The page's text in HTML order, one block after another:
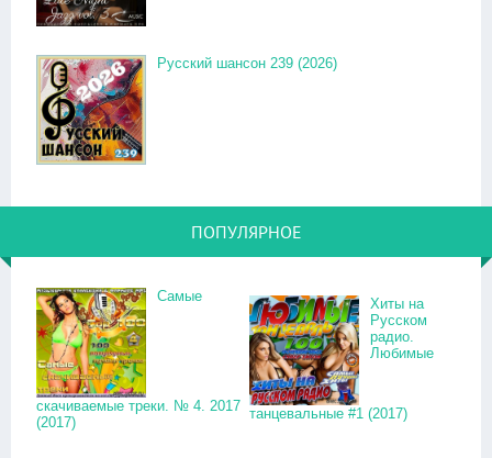
Русский шансон 239 (2026)
ПОПУЛЯРНОЕ
Самые
скачиваемые треки. № 4. 2017
(2017)
Хиты на
Русском
радио.
Любимые
танцевальные #1 (2017)